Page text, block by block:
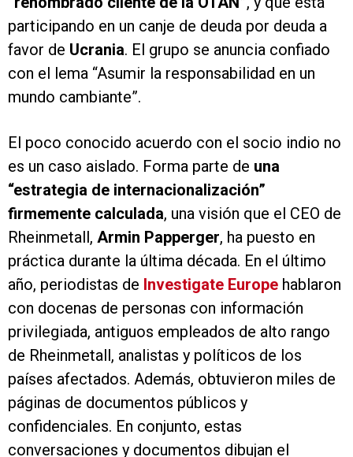
participando en un canje de deuda por deuda a
favor de Ucrania. El grupo se anuncia confiado
con el lema “Asumir la responsabilidad en un
mundo cambiante”.
El poco conocido acuerdo con el socio indio no
es un caso aislado. Forma parte de una
“estrategia de internacionalización”
firmemente calculada, una visión que el CEO de
Rheinmetall, Armin Papperger, ha puesto en
práctica durante la última década. En el último
año, periodistas de Investigate Europe hablaron
con docenas de personas con información
privilegiada, antiguos empleados de alto rango
de Rheinmetall, analistas y políticos de los
países afectados. Además, obtuvieron miles de
páginas de documentos públicos y
confidenciales. En conjunto, estas
conversaciones y documentos dibujan el